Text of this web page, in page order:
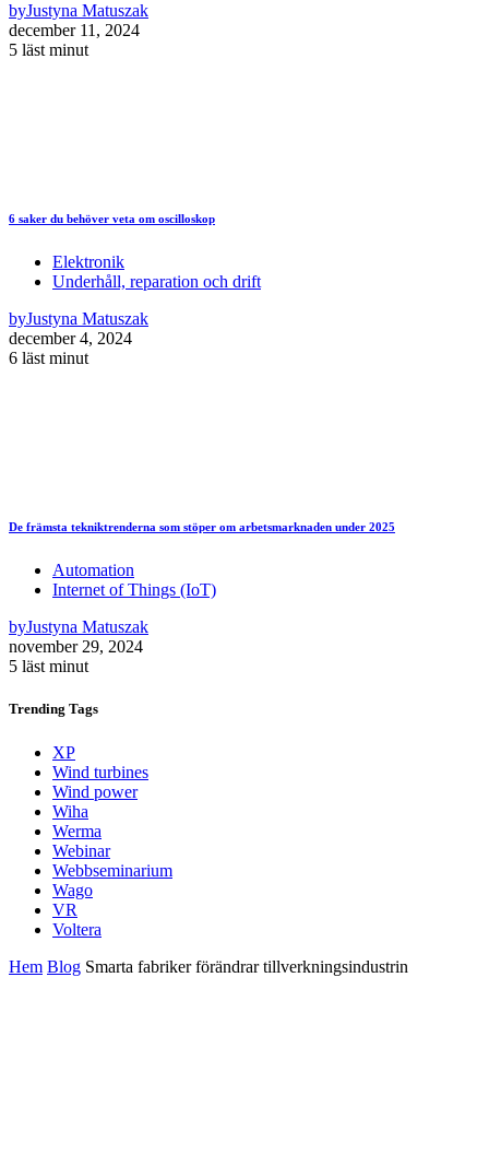
byJustyna Matuszak
december 11, 2024
5 läst minut
6 saker du behöver veta om oscilloskop
Elektronik
Underhåll, reparation och drift
byJustyna Matuszak
december 4, 2024
6 läst minut
De främsta tekniktrenderna som stöper om arbetsmarknaden under 2025
Automation
Internet of Things (IoT)
byJustyna Matuszak
november 29, 2024
5 läst minut
Trending Tags
XP
Wind turbines
Wind power
Wiha
Werma
Webinar
Webbseminarium
Wago
VR
Voltera
Hem Blog Smarta fabriker förändrar tillverkningsindustrin